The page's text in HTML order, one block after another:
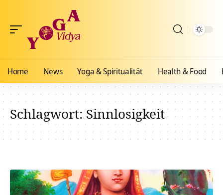
Home News Yoga & Spiritualität Health & Food
Schlagwort:Sinnlosigkeit